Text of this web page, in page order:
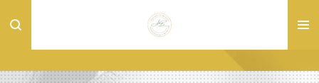
direct
hoofdinhoud